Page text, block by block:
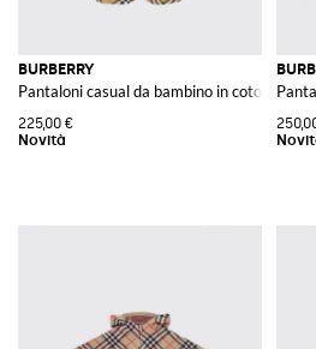
BURBERRY
Pantaloni casual da bambino in cotone a
225,00 €